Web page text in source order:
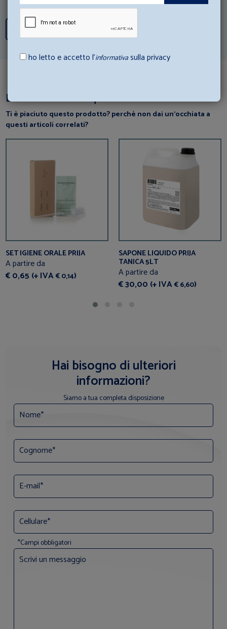
Scopri tutti i consigli
Dai un’occhiata a questi articoli
Ti è piaciuto questo prodotto? perchè non dai un’occhiata a
questi articoli correlati?
SET IGIENE ORALE PRIJA
A partire da
€ 0,65 (+ IVA€ 0,14)
SAPONE LIQUIDO PRIJA
TANICA 5LT
A partire da
€ 30,00 (+ IVA€ 6,60)
Hai bisogno di ulteriori
informazioni?
Siamo a tua completa disposizione
*Campi obbligatori
ho letto e accetto l’informativasulla privacy